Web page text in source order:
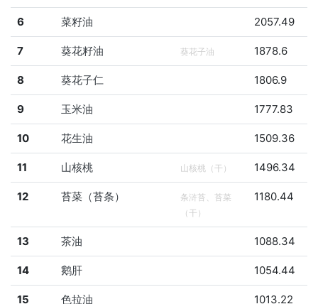
6 菜籽油 2057.49
7 葵花籽油 葵花子油 1878.6
8 葵花子仁 1806.9
9 玉米油 1777.83
10 花生油 1509.36
11 山核桃 山核桃（干） 1496.34
12 苔菜（苔条）
条浒苔、苔菜
（干）
1180.44
13 茶油 1088.34
14 鹅肝 1054.44
15 色拉油 1013.22